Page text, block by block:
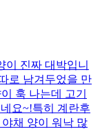
이 진짜 대박입니
로 남겨두었을 만
훅 나는데 고기
요~!특히 계란후
채 양이 워낙 많